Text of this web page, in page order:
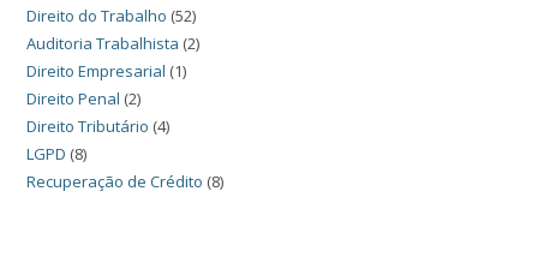
Direito do Trabalho (52)
Auditoria Trabalhista (2)
Direito Empresarial (1)
Direito Penal (2)
Direito Tributário (4)
LGPD (8)
Recuperação de Crédito (8)